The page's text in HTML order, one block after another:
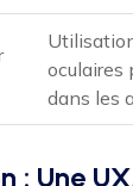
oculaires
dans les
: Une